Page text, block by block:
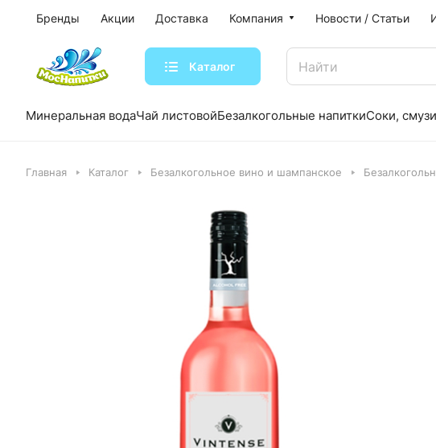
Бренды Акции Доставка Компания Новости / Статьи
Каталог
Минеральная водаЧай листовойБезалкогольные напиткиСоки,
Главная Каталог Безалкогольное вино и шампанское